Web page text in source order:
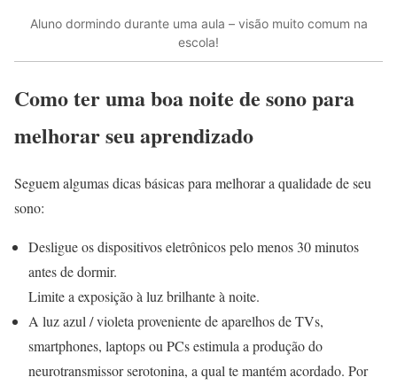
Aluno dormindo durante uma aula – visão muito comum na
escola!
Como ter uma boa noite de sono para
melhorar seu aprendizado
Seguem algumas dicas básicas para melhorar a qualidade de seu
sono:
Desligue os dispositivos eletrônicos pelo menos 30 minutos
antes de dormir.
Limite a exposição à luz brilhante à noite.
A luz azul / violeta proveniente de aparelhos de TVs,
smartphones, laptops ou PCs estimula a produção do
neurotransmissor serotonina, a qual te mantém acordado. Por